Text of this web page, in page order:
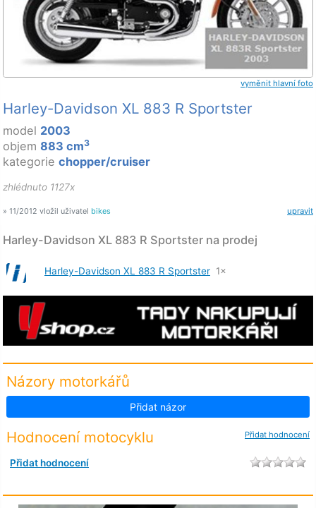
vyměnit hlavní foto
Harley-Davidson XL 883 R Sportster
model 2003
objem 883 cm3
kategorie chopper/cruiser
zhlédnuto 1127x
upravit
» 11/2012 vložil uživatel bikes
Harley-Davidson XL 883 R Sportster na prodej
Harley-Davidson XL 883 R Sportster 1×
Názory motorkářů
Přidat názor
Přidat hodnocení
Hodnocení motocyklu
Přidat hodnocení